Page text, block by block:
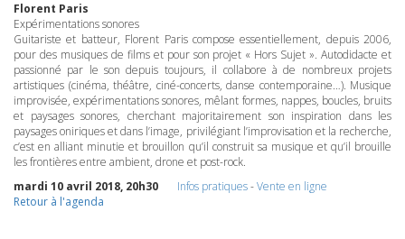
Florent Paris
Expérimentations sonores
Guitariste et batteur, Florent Paris compose essentiellement, depuis 2006,
pour des musiques de films et pour son projet « Hors Sujet ». Autodidacte et
passionné par le son depuis toujours, il collabore à de nombreux projets
artistiques (cinéma, théâtre, ciné-concerts, danse contemporaine…). Musique
improvisée, expérimentations sonores, mêlant formes, nappes, boucles, bruits
et paysages sonores, cherchant majoritairement son inspiration dans les
paysages oniriques et dans l’image, privilégiant l’improvisation et la recherche,
c’est en alliant minutie et brouillon qu’il construit sa musique et qu’il brouille
les frontières entre ambient, drone et post-rock.
mardi 10 avril 2018, 20h30
Infos pratiques-Vente en ligne
Retour à l'agenda